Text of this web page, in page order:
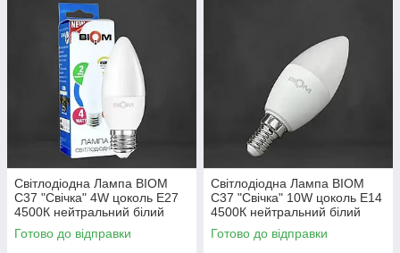
Світлодіодна Лампа BIOM
С37 "Свічка" 4W цоколь Е27
4500К нейтральний білий
Готово до відправки
Світлодіодна Лампа BIOM
С37 "Свічка" 10W цоколь Е14
4500К нейтральний білий
Готово до відправки